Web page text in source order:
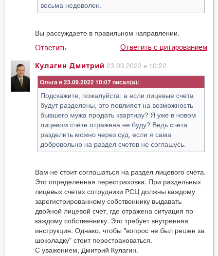
весьма недоволен.
Вы рассуждаете в правильном направлении.
Ответить Ответить с цитированием
Кулагин Дмитрий 23.09.2022 в 10:22
Ольга в 23.09.2022 10:07
Подскажите, пожалуйста: а если лицевые счета
будут разделены, это повлияет на возможность
бывшего мужа продать квартиру? Я уже в новом
лицевом счёте отражена не буду? Ведь счета
разделить можно через суд, если я сама
добровольно на раздел счетов не соглашусь.
Вам не стоит соглашаться на раздел лицевого счета.
Это определенная перестраховка. При раздельных
лицевых счетах сотрудники РСЦ должны каждому
зарегистрированному собственнику выдавать
двойной лицевой счет, где отражена ситуация по
каждому собственнику. Это требует внутренняя
инструкция. Однако, чтобы "вопрос не был решен за
шоколадку" стоит перестраховаться.
С уважением, Дмитрий Кулагин.